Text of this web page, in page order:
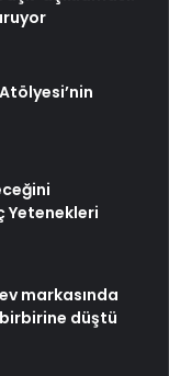
Yetenekleri
markasında
düştü